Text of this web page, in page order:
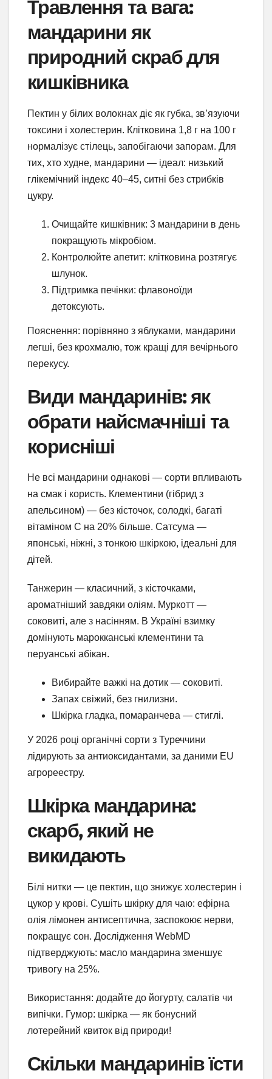
Травлення та вага:
мандарини як
природний скраб для
кишківника
Пектин у білих волокнах діє як губка, зв’язуючи
токсини і холестерин. Клітковина 1,8 г на 100 г
нормалізує стілець, запобігаючи запорам. Для
тих, хто худне, мандарини — ідеал: низький
глікемічний індекс 40–45, ситні без стрибків
цукру.
Очищайте кишківник: 3 мандарини в день
покращують мікробіом.
Контролюйте апетит: клітковина розтягує
шлунок.
Підтримка печінки: флавоноїди
детоксують.
Пояснення: порівняно з яблуками, мандарини
легші, без крохмалю, тож кращі для вечірнього
перекусу.
Види мандаринів: як
обрати найсмачніші та
корисніші
Не всі мандарини однакові — сорти впливають
на смак і користь. Клементини (гібрид з
апельсином) — без кісточок, солодкі, багаті
вітаміном C на 20% більше. Сатсума —
японські, ніжні, з тонкою шкіркою, ідеальні для
дітей.
Танжерин — класичний, з кісточками,
ароматніший завдяки оліям. Муркотт —
соковиті, але з насінням. В Україні взимку
домінують марокканські клементини та
перуанські абікан.
Вибирайте важкі на дотик — соковиті.
Запах свіжий, без гнилизни.
Шкірка гладка, помаранчева — стиглі.
У 2026 році органічні сорти з Туреччини
лідирують за антиоксидантами, за даними EU
агрореестру.
Шкірка мандарина:
скарб, який не
викидають
Білі нитки — це пектин, що знижує холестерин і
цукор у крові. Сушіть шкірку для чаю: ефірна
олія лімонен антисептична, заспокоює нерви,
покращує сон. Дослідження WebMD
підтверджують: масло мандарина зменшує
тривогу на 25%.
Використання: додайте до йогурту, салатів чи
випічки. Гумор: шкірка — як бонусний
лотерейний квиток від природи!
Скільки мандаринів їсти